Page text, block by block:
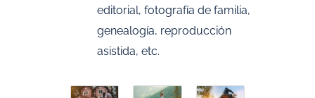
editorial, fotografía de familia,
genealogía, reproducción
asistida, etc.